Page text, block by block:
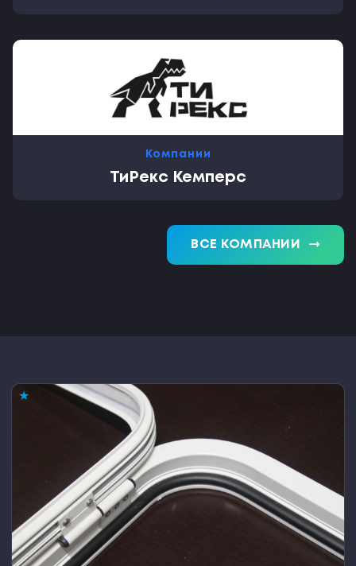
Компании
ТиРекс Кемперс
ВСЕ КОМПАНИИ trending_flat
★